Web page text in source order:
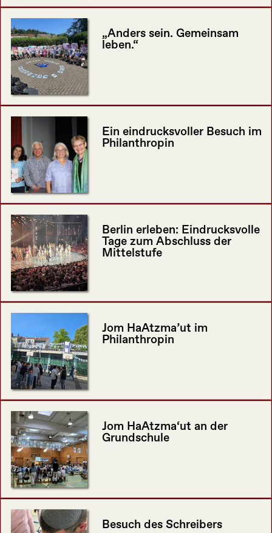
„Anders sein. Gemeinsam
leben.“
Ein eindrucksvoller Besuch im
Philanthropin
Berlin erleben: Eindrucksvolle
Tage zum Abschluss der
Mittelstufe
Jom HaAtzma’ut im
Philanthropin
Jom HaAtzma‘ut an der
Grundschule
Besuch des Schreibers